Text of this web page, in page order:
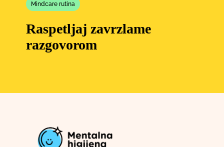
Mindcare rutina
Raspetljaj zavrzlame
razgovorom